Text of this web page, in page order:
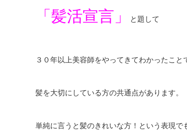
「髪活宣言」 と題して
３０年以上美容師をやってきてわかったこと
髪を大切にしている方の共通点があります。
単純に言うと髪のきれいな方！という表現で